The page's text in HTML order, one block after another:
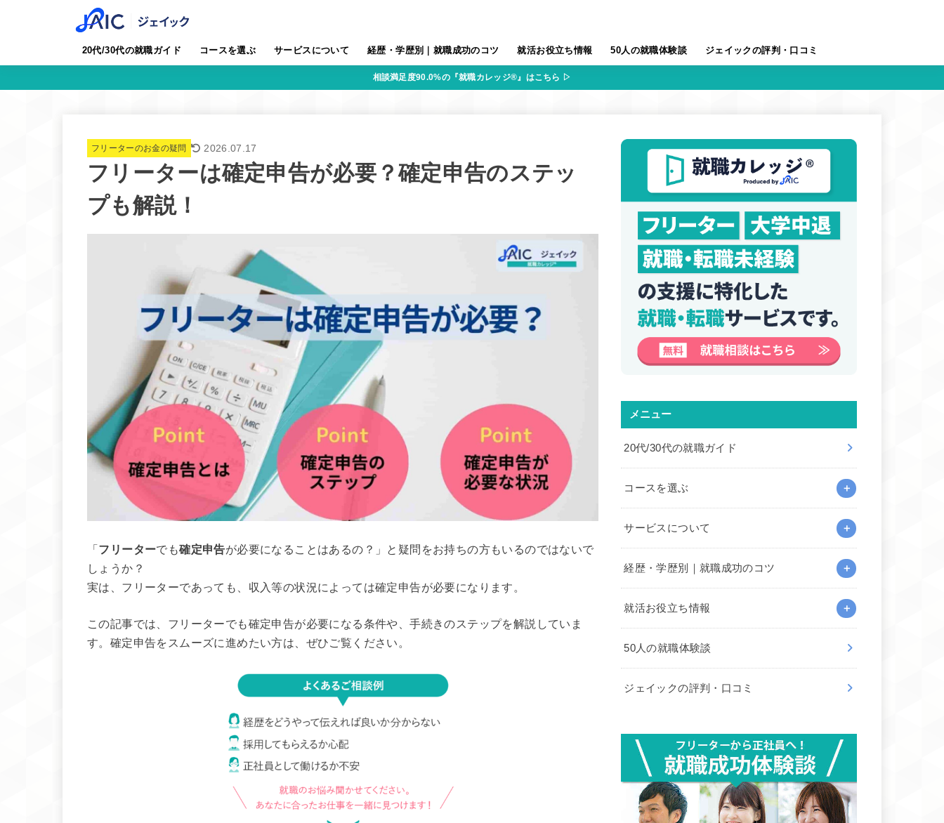
20代/30代の就職ガイド コースを選ぶ サービスについて 経歴・学歴別｜就職成功のコツ 就活お役立ち情報 50人の就職体験談 ジェイックの評判・口コミ
相談満足度90.0%の『就職カレッジ®』はこちら ▷
フリーターのお金の疑問 2026.07.17
フリーターは確定申告が必要？確定申告のステッ
プも解説！
「 フリーターでも確定申告が必要になることはあるの？」と疑問をお持ちの方もいるのではないで
しょうか？
実は、フリーターであっても、収入等の状況によっては確定申告が必要になります。
この記事では、フリーターでも確定申告が必要になる条件や、手続きのステップを解説していま
す。確定申告をスムーズに進めたい方は、ぜひご覧ください。
メニュー
20代/30代の就職ガイド
コースを選ぶ
サービスについて
経歴・学歴別｜就職成功のコツ
就活お役立ち情報
50人の就職体験談
ジェイックの評判・口コミ